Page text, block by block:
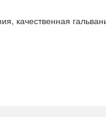
качественная